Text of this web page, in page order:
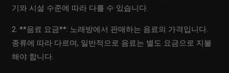
기와 시설 수준에 따라 다를 수 있습니다.
2. **음료 요금**: 노래방에서 판매하는 음료의 가격입니다.
종류에 따라 다르며, 일반적으로 음료는 별도 요금으로 지불
해야 합니다.